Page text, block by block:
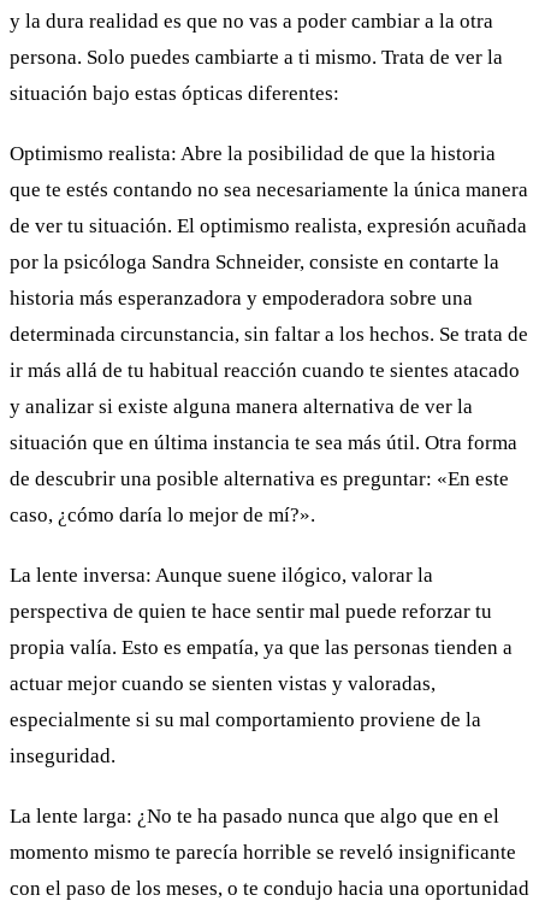
y la dura realidad es que no vas a poder cambiar a la otra
persona. Solo puedes cambiarte a ti mismo. Trata de ver la
situación bajo estas ópticas diferentes:
Optimismo realista: Abre la posibilidad de que la historia
que te estés contando no sea necesariamente la única manera
de ver tu situación. El optimismo realista, expresión acuñada
por la psicóloga Sandra Schneider, consiste en contarte la
historia más esperanzadora y empoderadora sobre una
determinada circunstancia, sin faltar a los hechos. Se trata de
ir más allá de tu habitual reacción cuando te sientes atacado
y analizar si existe alguna manera alternativa de ver la
situación que en última instancia te sea más útil. Otra forma
de descubrir una posible alternativa es preguntar: «En este
caso, ¿cómo daría lo mejor de mí?».
La lente inversa: Aunque suene ilógico, valorar la
perspectiva de quien te hace sentir mal puede reforzar tu
propia valía. Esto es empatía, ya que las personas tienden a
actuar mejor cuando se sienten vistas y valoradas,
especialmente si su mal comportamiento proviene de la
inseguridad.
La lente larga: ¿No te ha pasado nunca que algo que en el
momento mismo te parecía horrible se reveló insignificante
con el paso de los meses, o te condujo hacia una oportunidad